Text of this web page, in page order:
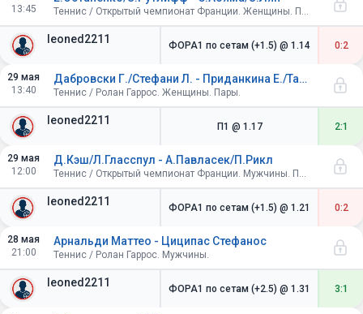
13:45
leoned2211
Теннис / Открытый чемпионат Франции. Женщины. Пары. 1/16 финала
ФОРА1 по сетам (+1.5) @ 1.14 0:2
29 мая
13:40
leoned2211
Дабровски Г./Стефани Л. - Приданкина Е./Тан Цяньхуэй
Теннис / Ролан Гаррос. Женщины. Пары.
П1 @ 1.17 2:1
29 мая
12:00
leoned2211
Д.Кэш/Л.Гласспул - А.Павласек/П.Рикл
Теннис / Открытый чемпионат Франции. Мужчины. Пары. 1/16 финала
ФОРА1 по сетам (+1.5) @ 1.21 0:2
28 мая
21:00
leoned2211
Арнальди Маттео - Циципас Стефанос
Теннис / Ролан Гаррос. Мужчины.
ФОРА1 по сетам (+2.5) @ 1.31 3:1